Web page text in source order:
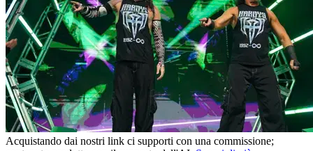
Acquistando dai nostri link ci supporti con una commissione;